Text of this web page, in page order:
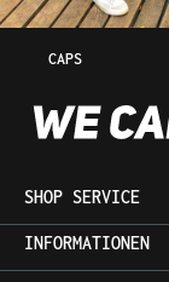
CAPS
SHOP SERVICE
INFORMATIONEN